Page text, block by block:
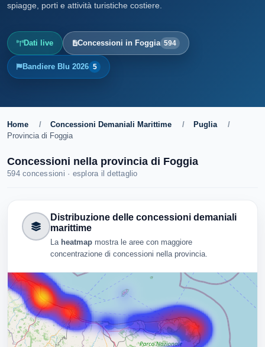
spiagge, porti e attività turistiche costiere.
Dati live Concessioni in Foggia 594
Bandiere Blu 2026 5
Home / Concessioni Demaniali Marittime / Puglia
/
Provincia di Foggia
Concessioni nella provincia di Foggia
594 concessioni · esplora il dettaglio
Distribuzione delle concessioni demaniali
marittime
La heatmap mostra le aree con maggiore
concentrazione di concessioni nella provincia.